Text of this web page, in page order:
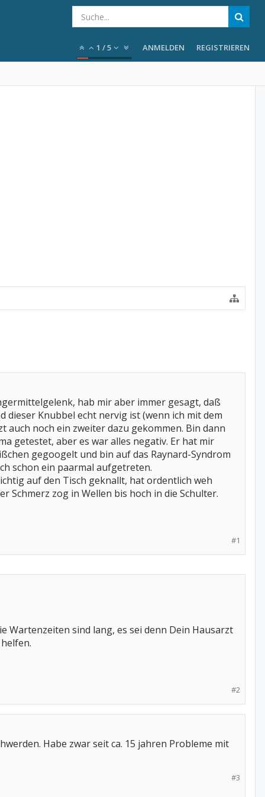
1 /5 ANMELDEN REGISTRIEREN
hab mir aber immer gesagt, daß
Knubbel echt nervig ist (wenn ich mit dem
noch ein zweiter dazu gekommen. Bin dann
getestet, aber es war alles negativ. Er hat mir
gegoogelt und bin auf das Raynard-Syndrom
schon ein paarmal aufgetreten.
auf den Tisch geknallt, hat ordentlich weh
Schmerz zog in Wellen bis hoch in die Schulter.
#1
Wartenzeiten sind lang, es sei denn Dein Hausarzt
#2
Habe zwar seit ca. 15 jahren Probleme mit
#3